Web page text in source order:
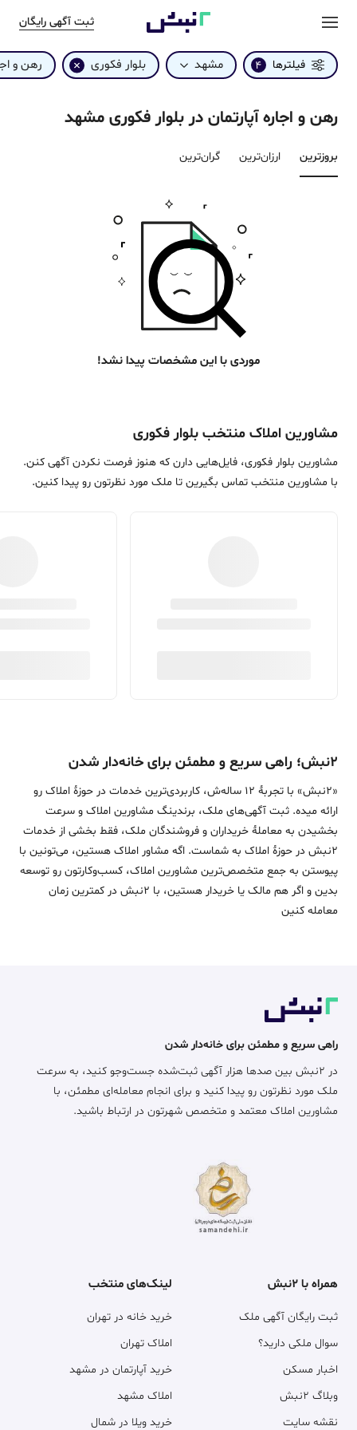
ثبت آگهی رایگان
فیلترها 4 مشهد بلوار فکوری رهن و
رهن و اجاره آپارتمان در بلوار فکوری مشهد
بروزترین‌ ارزان‌ترین گران‌ترین
موردی با این مشخصات پیدا نشد!
مشاورین املاک منتخب بلوار فکوری
مشاورین بلوار فکوری، فایل‌هایی دارن که هنوز فرصت نکردن آگهی کنن.
با مشاورین منتخب تماس بگیرین تا ملک مورد نظرتون رو پیدا کنین.
۲نبش؛ راهی سریع و مطمئن برای خانه‌دار شدن
«2نبش» با تجربۀ 12 ساله‌ش، کاربردی‌ترین خدمات در حوزۀ املاک رو
ارائه میده. ثبت آگهی‌های ملک، برندینگ مشاورین املاک و سرعت
بخشیدن به معاملۀ خریداران و فروشندگان ملک، فقط بخشی از خدمات
2نبش در حوزۀ املاک به شماست. اگه مشاور املاک هستین، می‌تونین با
پیوستن به جمع متخصص‌ترین مشاورین املاک، کسب‌وکارتون رو توسعه
بدین و اگر هم مالک یا خریدار هستین، با 2نبش در کمترین زمان
معامله‌ کنین
راهی سریع و مطمئن برای خانه‌دار شدن
در ۲نبش بین صدها هزار آگهی ثبت‌شده جست‌وجو کنید، به سرعت
ملک مورد نظرتون رو پیدا کنید و برای انجام معامله‌ای مطمئن، با
مشاورین املاک معتمد و متخصص شهرتون در ارتباط باشید.
همراه با ۲نبش
ثبت رایگان آگهی ملک
سوال ملکی دارید؟
اخبار مسکن
وبلاگ ۲نبش
نقشه سایت
لینک‌های منتخب
خرید خانه در تهران
املاک تهران
خرید آپارتمان در مشهد
املاک مشهد
خرید ویلا در شمال